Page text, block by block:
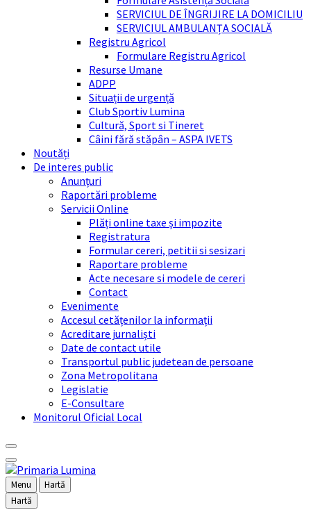
SERVICIUL DE ÎNGRIJIRE LA DOMICILIU
SERVICIUL AMBULANȚA SOCIALĂ
Registru Agricol
Formulare Registru Agricol
Resurse Umane
ADPP
Situații de urgență
Club Sportiv Lumina
Cultură, Sport si Tineret
Câini fără stăpân – ASPA IVETS
Noutăți
De interes public
Anunțuri
Raportări probleme
Servicii Online
Plăți online taxe și impozite
Registratura
Formular cereri, petitii si sesizari
Raportare probleme
Acte necesare si modele de cereri
Contact
Evenimente
Accesul cetățenilor la informații
Acreditare jurnaliști
Date de contact utile
Transportul public judetean de persoane
Zona Metropolitana
Legislatie
E-Consultare
Monitorul Oficial Local
Menu
Hartă
Hartă